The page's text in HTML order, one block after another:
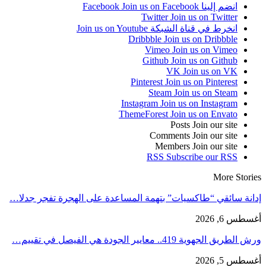
انضم إلينا Facebook Join us on Facebook
Twitter Join us on Twitter
انخرط في قناة الشبكة Join us on Youtube
Dribbble Join us on Dribbble
Vimeo Join us on Vimeo
Github Join us on Github
VK Join us on VK
Pinterest Join us on Pinterest
Steam Join us on Steam
Instagram Join us on Instagram
ThemeForest Join us on Envato
Posts Join our site
Comments Join our site
Members Join our site
RSS Subscribe our RSS
More Stories
إدانة سائقي “طاكسيات” بتهمة المساعدة على الهجرة تفجر جدلا…
أغسطس 6, 2026
ورش الطريق الجهوية 419.. معايير الجودة هي الفيصل في تقييم…
أغسطس 5, 2026